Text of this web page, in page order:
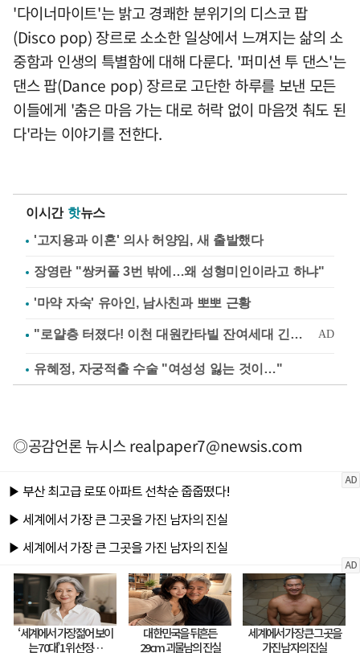
'다이너마이트'는 밝고 경쾌한 분위기의 디스코 팝
(Disco pop) 장르로 소소한 일상에서 느껴지는 삶의 소
중함과 인생의 특별함에 대해 다룬다. '퍼미션 투 댄스'는
댄스 팝(Dance pop) 장르로 고단한 하루를 보낸 모든
이들에게 '춤은 마음 가는 대로 허락 없이 마음껏 춰도 된
다'라는 이야기를 전한다.
이시간 핫뉴스
'고지용과 이혼' 의사 허양임, 새 출발했다
장영란 "쌍커풀 3번 밖에…왜 성형미인이라고 하냐"
'마약 자숙' 유아인, 남사친과 뽀뽀 근황
유혜정, 자궁적출 수술 "여성성 잃는 것이…"
◎공감언론 뉴시스realpaper7@newsis.com